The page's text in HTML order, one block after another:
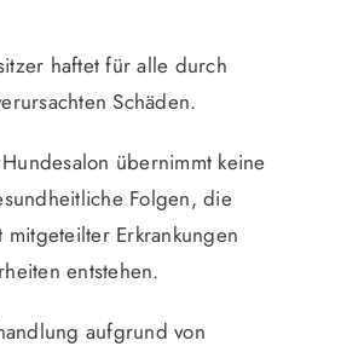
haftet für alle durch
Schäden.
übernimmt keine
Folgen, die
Erkrankungen
entstehen.
aufgrund von